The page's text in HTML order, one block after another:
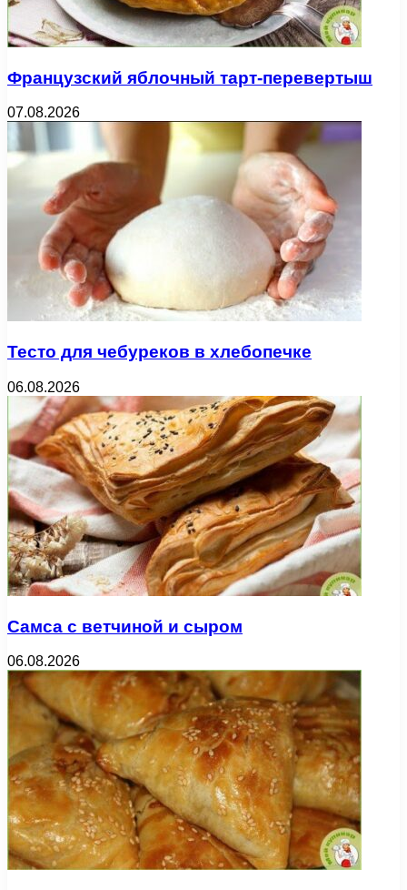
Французский яблочный тарт-перевертыш
07.08.2026
Тесто для чебуреков в хлебопечке
06.08.2026
Самса с ветчиной и сыром
06.08.2026